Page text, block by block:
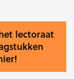
lectoraat